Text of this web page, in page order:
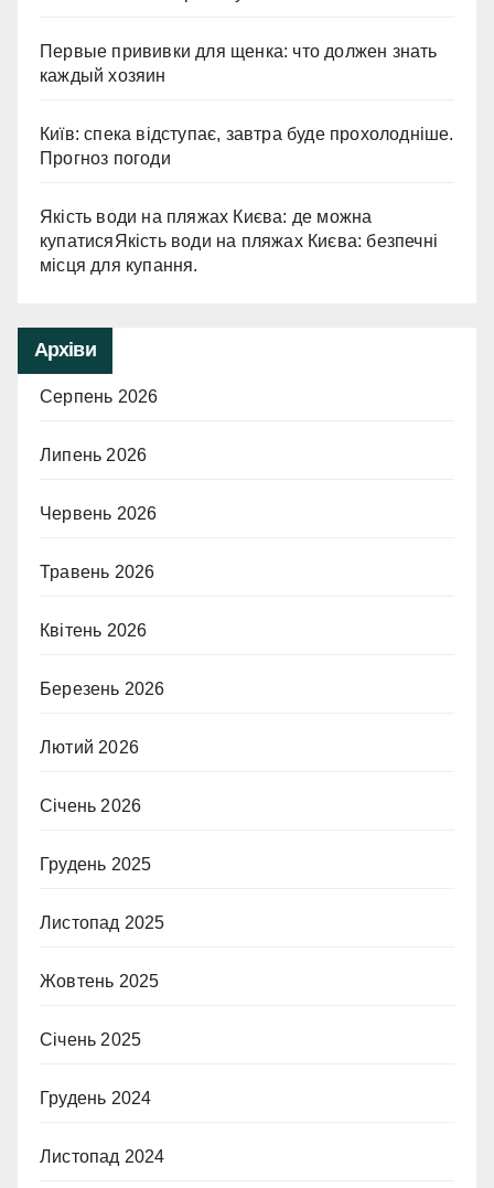
Первые прививки для щенка: что должен знать
каждый хозяин
Київ: спека відступає, завтра буде прохолодніше.
Прогноз погоди
Якість води на пляжах Києва: де можна
купатисяЯкість води на пляжах Києва: безпечні
місця для купання.
Архіви
Серпень 2026
Липень 2026
Червень 2026
Травень 2026
Квітень 2026
Березень 2026
Лютий 2026
Січень 2026
Грудень 2025
Листопад 2025
Жовтень 2025
Січень 2025
Грудень 2024
Листопад 2024